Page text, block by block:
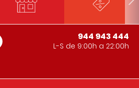
944 943 444
L-S de 9:00h a 22:00h